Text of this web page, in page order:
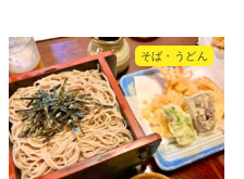
そば・うどん